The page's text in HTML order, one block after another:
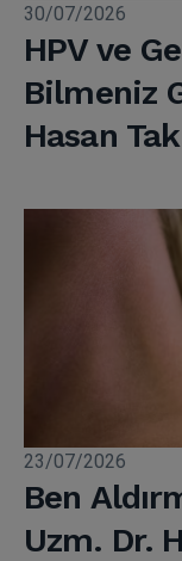
30/07/2026
HPV ve
Bilmeniz
Hasan Tak
23/07/2026
Ben
Uzm. Dr.